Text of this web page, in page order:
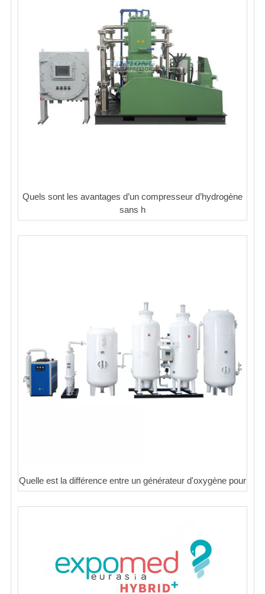
Quels sont les avantages d’un compresseur d’hydrogène
sans h
Quelle est la différence entre un générateur d'oxygène pour